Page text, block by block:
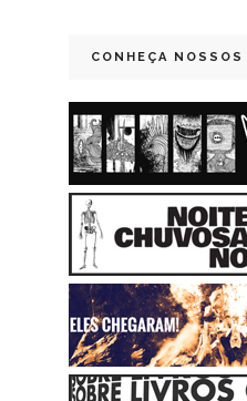
CONHEÇA